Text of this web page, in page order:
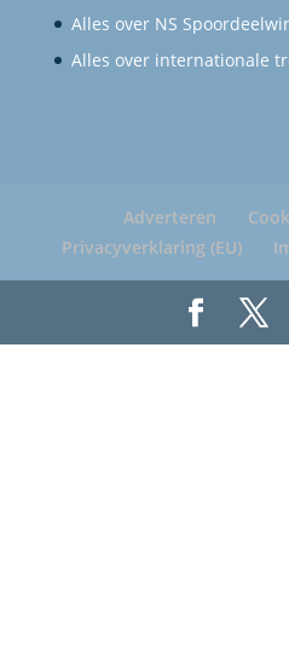
Alles over NS
Alles over internationale
Adverteren
Privacyverklaring (EU)